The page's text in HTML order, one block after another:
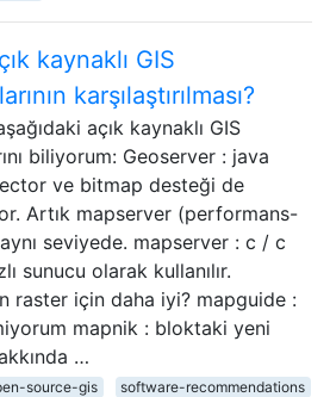
kaynaklı GIS
karşılaştırılması?
açık kaynaklı GIS
biliyorum: Geoserver : java
ve bitmap desteği de
Artık mapserver (performans-
seviyede. mapserver : c / c
sunucu olarak kullanılır.
raster için daha iyi? mapguide :
mapnik : bloktaki yeni
…
source-gis
software-recommendations